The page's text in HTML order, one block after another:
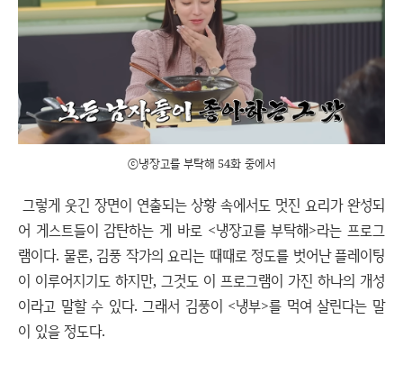
ⓒ냉장고를 부탁해 54화 중에서
그렇게 웃긴 장면이 연출되는 상황 속에서도 멋진 요리가 완성되
어 게스트들이 감탄하는 게 바로 <냉장고를 부탁해>라는 프로그
램이다. 물론, 김풍 작가의 요리는 때때로 정도를 벗어난 플레이팅
이 이루어지기도 하지만, 그것도 이 프로그램이 가진 하나의 개성
이라고 말할 수 있다. 그래서 김풍이 <냉부>를 먹여 살린다는 말
이 있을 정도다.